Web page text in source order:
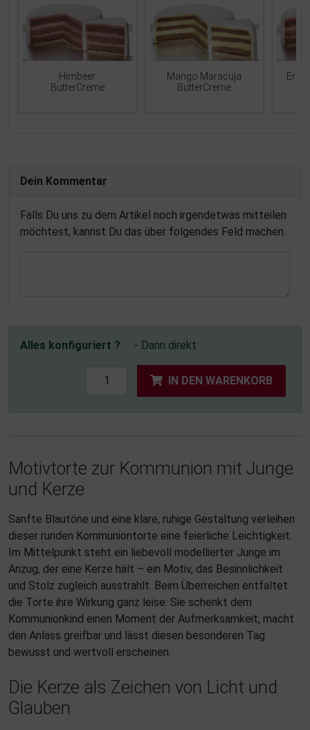
Himbeer
ButterCreme
Mango Maracuja
ButterCreme
Dein Kommentar
Falls Du uns zu dem Artikel noch irgendetwas mitteilen
möchtest, kannst Du das über folgendes Feld machen.
Alles konfiguriert ? - Dann direkt
IN DEN WARENKORB
Motivtorte zur Kommunion mit Junge
und Kerze
Sanfte Blautöne und eine klare, ruhige Gestaltung verleihen
dieser runden Kommuniontorte eine feierliche Leichtigkeit.
Im Mittelpunkt steht ein liebevoll modellierter Junge im
Anzug, der eine Kerze hält – ein Motiv, das Besinnlichkeit
und Stolz zugleich ausstrahlt. Beim Überreichen entfaltet
die Torte ihre Wirkung ganz leise: Sie schenkt dem
Kommunionkind einen Moment der Aufmerksamkeit, macht
den Anlass greifbar und lässt diesen besonderen Tag
bewusst und wertvoll erscheinen.
Die Kerze als Zeichen von Licht und
Glauben